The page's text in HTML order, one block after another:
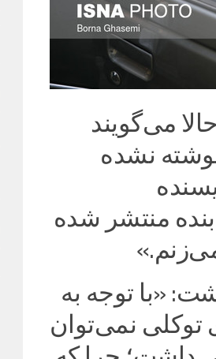
می‌گویند
نشده
منتشر شده
«با توجه به
توکلی نمی‌توان